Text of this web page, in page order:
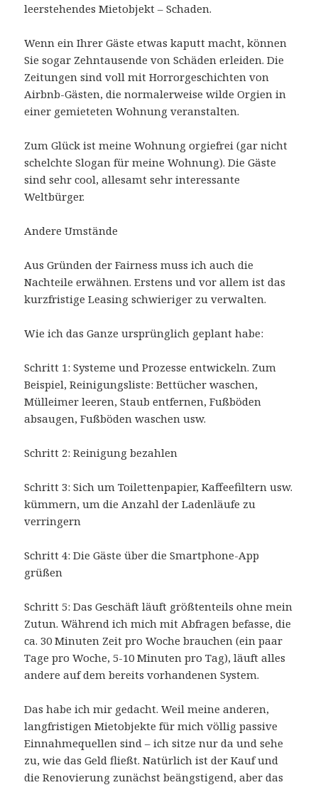
leerstehendes Mietobjekt – Schaden.
Wenn ein Ihrer Gäste etwas kaputt macht, können
Sie sogar Zehntausende von Schäden erleiden. Die
Zeitungen sind voll mit Horrorgeschichten von
Airbnb-Gästen, die normalerweise wilde Orgien in
einer gemieteten Wohnung veranstalten.
Zum Glück ist meine Wohnung orgiefrei (gar nicht
schelchte Slogan für meine Wohnung). Die Gäste
sind sehr cool, allesamt sehr interessante
Weltbürger.
Andere Umstände
Aus Gründen der Fairness muss ich auch die
Nachteile erwähnen. Erstens und vor allem ist das
kurzfristige Leasing schwieriger zu verwalten.
Wie ich das Ganze ursprünglich geplant habe:
Schritt 1: Systeme und Prozesse entwickeln. Zum
Beispiel, Reinigungsliste: Bettücher waschen,
Mülleimer leeren, Staub entfernen, Fußböden
absaugen, Fußböden waschen usw.
Schritt 2: Reinigung bezahlen
Schritt 3: Sich um Toilettenpapier, Kaffeefiltern usw.
kümmern, um die Anzahl der Ladenläufe zu
verringern
Schritt 4: Die Gäste über die Smartphone-App
grüßen
Schritt 5: Das Geschäft läuft größtenteils ohne mein
Zutun. Während ich mich mit Abfragen befasse, die
ca. 30 Minuten Zeit pro Woche brauchen (ein paar
Tage pro Woche, 5-10 Minuten pro Tag), läuft alles
andere auf dem bereits vorhandenen System.
Das habe ich mir gedacht. Weil meine anderen,
langfristigen Mietobjekte für mich völlig passive
Einnahmequellen sind – ich sitze nur da und sehe
zu, wie das Geld fließt. Natürlich ist der Kauf und
die Renovierung zunächst beängstigend, aber das